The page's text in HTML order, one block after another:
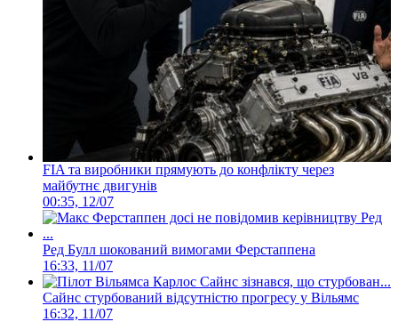
FIA та виробники прямують до конфлікту через
майбутнє двигунів
00:35, 12/07
Ред Булл шокований вимогами Ферстаппена
16:33, 11/07
Сайнс стурбований відсутністю прогресу у Вільямс
16:32, 11/07